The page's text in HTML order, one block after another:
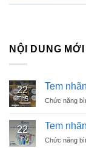
NỘI DUNG MỚI
22
Th5
Tem
Chức năng
22
Th5
Tem
Chức năng